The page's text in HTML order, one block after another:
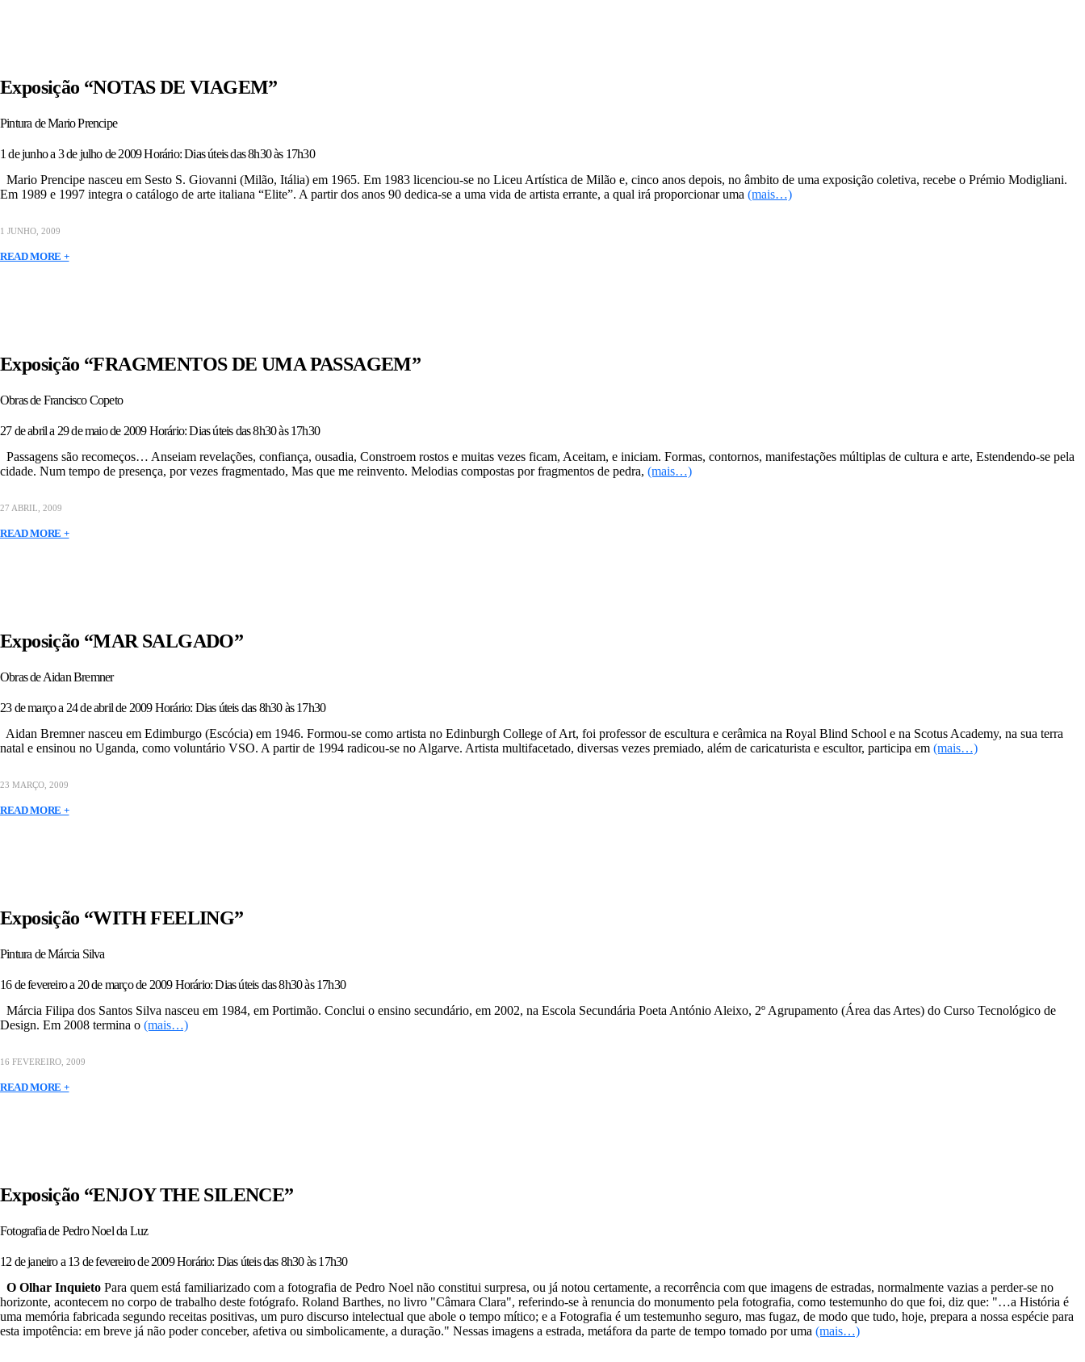
Exposição “NOTAS DE VIAGEM”
Pintura de Mario Prencipe
1 de junho a 3 de julho de 2009 Horário: Dias úteis das 8h30 às 17h30
Mario Prencipe nasceu em Sesto S. Giovanni (Milão, Itália) em 1965. Em 1983 licenciou-se no Liceu Artística de Milão e, cinco anos depois, no âmbito de uma exposição coletiva, recebe o Prémio Modigliani.
Em 1989 e 1997 integra o catálogo de arte italiana “Elite”. A partir dos anos 90 dedica-se a uma vida de artista errante, a qual irá proporcionar uma (mais…)
1 JUNHO, 2009
READ MORE +
Exposição “FRAGMENTOS DE UMA PASSAGEM”
Obras de Francisco Copeto
27 de abril a 29 de maio de 2009 Horário: Dias úteis das 8h30 às 17h30
Passagens são recomeços… Anseiam revelações, confiança, ousadia, Constroem rostos e muitas vezes ficam, Aceitam, e iniciam. Formas, contornos, manifestações múltiplas de cultura e arte, Estendendo-se pela
cidade. Num tempo de presença, por vezes fragmentado, Mas que me reinvento. Melodias compostas por fragmentos de pedra, (mais…)
27 ABRIL, 2009
READ MORE +
Exposição “MAR SALGADO”
Obras de Aidan Bremner
23 de março a 24 de abril de 2009 Horário: Dias úteis das 8h30 às 17h30
Aidan Bremner nasceu em Edimburgo (Escócia) em 1946. Formou-se como artista no Edinburgh College of Art, foi professor de escultura e cerâmica na Royal Blind School e na Scotus Academy, na sua terra
natal e ensinou no Uganda, como voluntário VSO. A partir de 1994 radicou-se no Algarve. Artista multifacetado, diversas vezes premiado, além de caricaturista e escultor, participa em (mais…)
23 MARÇO, 2009
READ MORE +
Exposição “WITH FEELING”
Pintura de Márcia Silva
16 de fevereiro a 20 de março de 2009 Horário: Dias úteis das 8h30 às 17h30
Márcia Filipa dos Santos Silva nasceu em 1984, em Portimão. Conclui o ensino secundário, em 2002, na Escola Secundária Poeta António Aleixo, 2º Agrupamento (Área das Artes) do Curso Tecnológico de
Design. Em 2008 termina o (mais…)
16 FEVEREIRO, 2009
READ MORE +
Exposição “ENJOY THE SILENCE”
Fotografia de Pedro Noel da Luz
12 de janeiro a 13 de fevereiro de 2009 Horário: Dias úteis das 8h30 às 17h30
O Olhar Inquieto Para quem está familiarizado com a fotografia de Pedro Noel não constitui surpresa, ou já notou certamente, a recorrência com que imagens de estradas, normalmente vazias a perder-se no
horizonte, acontecem no corpo de trabalho deste fotógrafo. Roland Barthes, no livro "Câmara Clara", referindo-se à renuncia do monumento pela fotografia, como testemunho do que foi, diz que: "…a História é
uma memória fabricada segundo receitas positivas, um puro discurso intelectual que abole o tempo mítico; e a Fotografia é um testemunho seguro, mas fugaz, de modo que tudo, hoje, prepara a nossa espécie para
esta impotência: em breve já não poder conceber, afetiva ou simbolicamente, a duração." Nessas imagens a estrada, metáfora da parte de tempo tomado por uma (mais…)